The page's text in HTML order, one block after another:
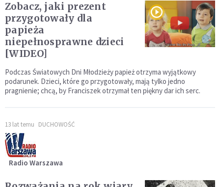
Zobacz, jaki prezent
przygotowały dla
papieża
niepełnosprawne dzieci
[WIDEO]
Podczas Światowych Dni Młodzieży papież otrzyma wyjątkowy
podarunek. Dzieci, które go przygotowały, mają tylko jedno
pragnienie; chcą, by Franciszek otrzymał ten piękny dar ich serc.
13 lat temu DUCHOWOŚĆ
Radio Warszawa